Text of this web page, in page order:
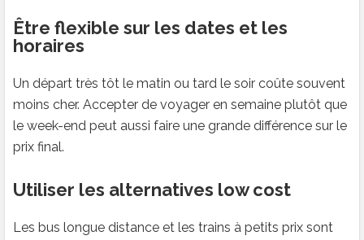
Être flexible sur les dates et les
horaires
Un départ très tôt le matin ou tard le soir coûte souvent
moins cher. Accepter de voyager en semaine plutôt que
le week-end peut aussi faire une grande différence sur le
prix final.
Utiliser les alternatives low cost
Les bus longue distance et les trains à petits prix sont